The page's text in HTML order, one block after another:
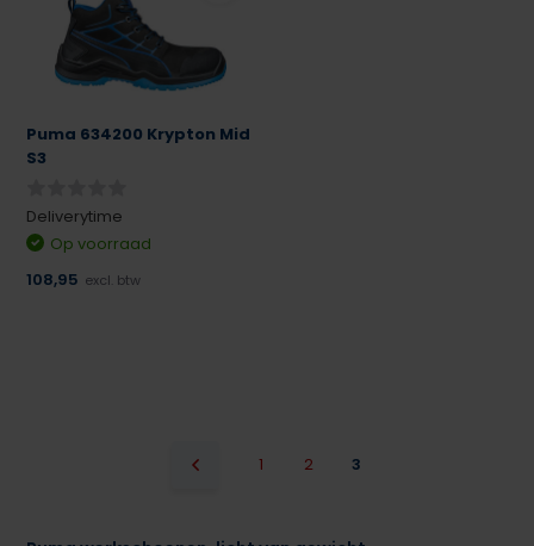
Puma 634200 Krypton Mid
S3
Deliverytime
Op voorraad
108,95 excl. btw
1 2 3